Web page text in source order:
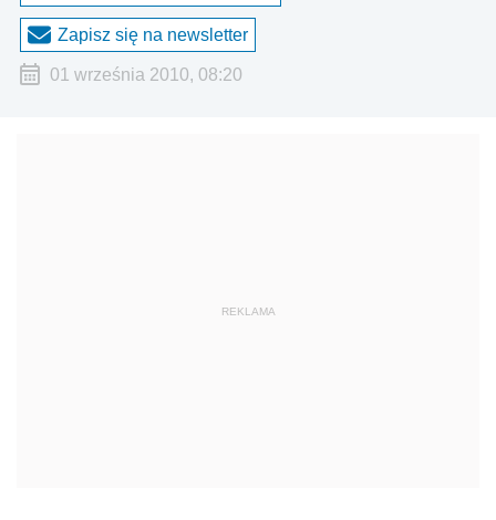
Zapisz się na newsletter
01 września 2010, 08:20